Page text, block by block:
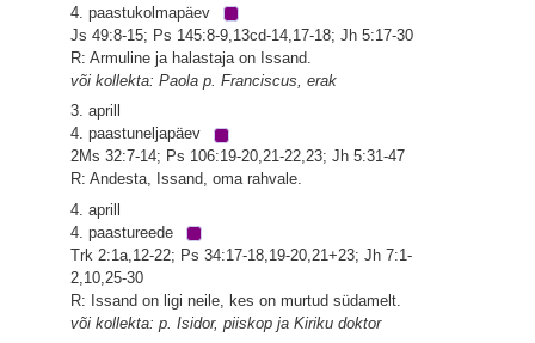
4. paastukolmapäev
Js 49:8-15; Ps 145:8-9,13cd-14,17-18; Jh 5:17-30
R: Armuline ja halastaja on Issand.
või kollekta: Paola p. Franciscus, erak
3. aprill
4. paastuneljapäev
2Ms 32:7-14; Ps 106:19-20,21-22,23; Jh 5:31-47
R: Andesta, Issand, oma rahvale.
4. aprill
4. paastureede
Trk 2:1a,12-22; Ps 34:17-18,19-20,21+23; Jh 7:1-
2,10,25-30
R: Issand on ligi neile, kes on murtud südamelt.
või kollekta: p. Isidor, piiskop ja Kiriku doktor